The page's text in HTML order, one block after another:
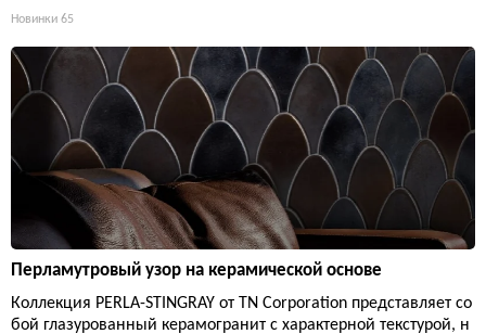
Новинки 65
Перламутровый узор на керамической основе
Коллекция PERLA-STINGRAY от TN Corporation представляет со
бой глазурованный керамогранит с характерной текстурой, н